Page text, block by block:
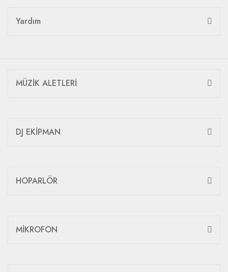
Yardım
MÜZİK ALETLERİ
DJ EKİPMAN
HOPARLÖR
MİKROFON